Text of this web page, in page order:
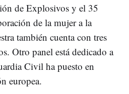
de Explosivos y el 35
de la mujer a la
también cuenta con tres
Otro panel está dedicado a
Civil ha puesto en
europea.